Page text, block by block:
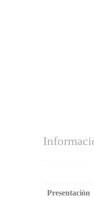
Presentación